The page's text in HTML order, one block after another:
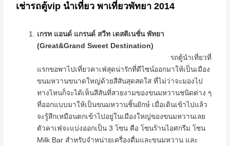
เช่ารถตู้vip นำเที่ยว พาเที่ยวพัทยา 2014
เกรท แอนด์ แกรนด์ สวีท เดสติเนชั่น พัทยา
(Great&Grand Sweet Destination)
รถตู้นำเที่ยวที่
แรกขอพาไปเที่ยวคาเฟ่สุดน่ารักที่ดีไซน์ออกมาให้เป็นเมือง
ขนมหวานขนาดใหญ่ด้วยสีสันสุดสดใส ที่ไม่ว่าจะมองไป
ทางไหนก็จะได้เห็นสีสันที่สวยงามของขนมหวานชนิดต่าง ๆ
ที่ออกแบบมาให้เป็นขนมหวานชิ้นยักษ์ เมื่อเดินเข้าไปแล้ว
จะรู้สึกเหมือนตกเข้าไปอยู่ในเมืองใหญ่ของขนมหวานเลย
ตัวคาเฟ่จะแบ่งออกเป็น 3 โซน คือ โซนร้านไอศกรีม โซน
Milk Bar สำหรับจำหน่ายเครื่องดื่มและขนมหวาน และ